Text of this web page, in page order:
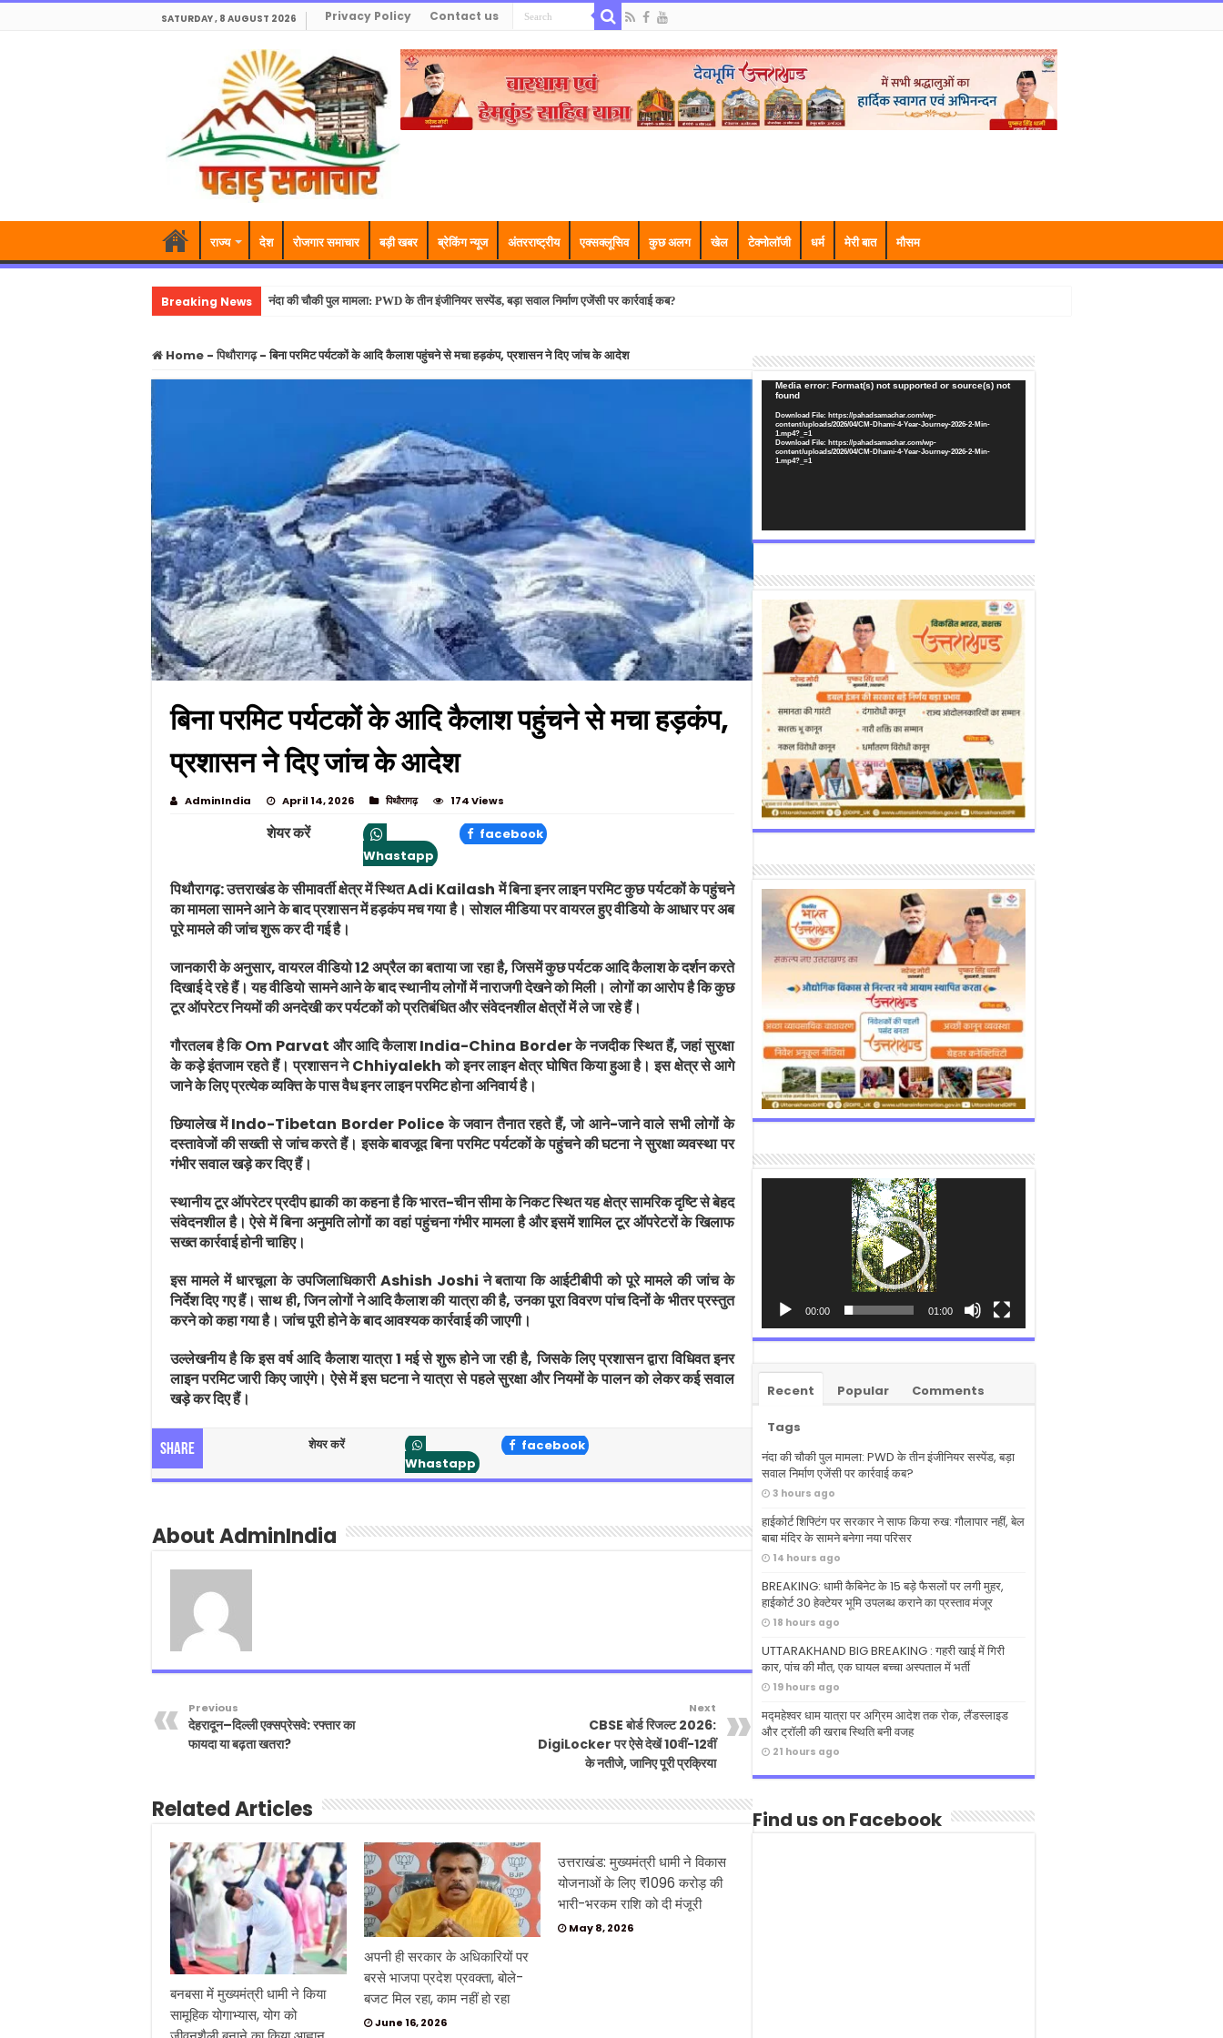
SATURDAY , 8 AUGUST 2026 Privacy Policy Contact us
राज्य देश रोजगार समाचार बड़ी खबर ब्रेकिंग न्यूज अंतरराष्ट्रीय एक्सक्लूसिव कुछ अलग खेल टेक्नोलॉजी धर्म मेरी बात मौसम
Breaking News नंदा की चौकी पुल मामला: PWD के तीन इंजीनियर सस्पेंड, बड़ा सवाल निर्माण एजेंसी पर कार्रवाई कब?
Home - पिथौरागढ़ - बिना परमिट पर्यटकों के आदि कैलाश पहुंचने से मचा हड़कंप, प्रशासन ने दिए जांच के आदेश
बिना परमिट पर्यटकों के आदि कैलाश पहुंचने से मचा हड़कंप,
प्रशासन ने दिए जांच के आदेश
AdminIndia April 14, 2026 पिथौरागढ़ 174 Views
शेयर करें
Whastapp
facebook
पिथौरागढ़:उत्तराखंड के सीमावर्ती क्षेत्र में स्थितAdi Kailashमें बिना इनर लाइन परमिट कुछ पर्यटकों के पहुंचने
का मामला सामने आने के बाद प्रशासन में हड़कंप मच गया है। सोशल मीडिया पर वायरल हुए वीडियो के आधार पर अब
पूरे मामले की जांच शुरू कर दी गई है।
जानकारी के अनुसार, वायरल वीडियो 12 अप्रैल का बताया जा रहा है, जिसमें कुछ पर्यटक आदि कैलाश के दर्शन करते
दिखाई दे रहे हैं। यह वीडियो सामने आने के बाद स्थानीय लोगों में नाराजगी देखने को मिली। लोगों का आरोप है कि कुछ
टूर ऑपरेटर नियमों की अनदेखी कर पर्यटकों को प्रतिबंधित और संवेदनशील क्षेत्रों में ले जा रहे हैं।
गौरतलब है किOm Parvat और आदि कैलाशIndia-China Borderके नजदीक स्थित हैं, जहां सुरक्षा
के कड़े इंतजाम रहते हैं। प्रशासन नेChhiyalekhको इनर लाइन क्षेत्र घोषित किया हुआ है। इस क्षेत्र से आगे
जाने के लिए प्रत्येक व्यक्ति के पास वैध इनर लाइन परमिट होना अनिवार्य है।
छियालेख मेंIndo-Tibetan Border Policeके जवान तैनात रहते हैं, जो आने-जाने वाले सभी लोगों के
दस्तावेजों की सख्ती से जांच करते हैं। इसके बावजूद बिना परमिट पर्यटकों के पहुंचने की घटना ने सुरक्षा व्यवस्था पर
गंभीर सवाल खड़े कर दिए हैं।
स्थानीय टूर ऑपरेटर प्रदीप ह्याकी का कहना है कि भारत-चीन सीमा के निकट स्थित यह क्षेत्र सामरिक दृष्टि से बेहद
संवेदनशील है। ऐसे में बिना अनुमति लोगों का वहां पहुंचना गंभीर मामला है और इसमें शामिल टूर ऑपरेटरों के खिलाफ
सख्त कार्रवाई होनी चाहिए।
इस मामले में धारचूला के उपजिलाधिकारीAshish Joshi ने बताया कि आईटीबीपी को पूरे मामले की जांच के
निर्देश दिए गए हैं। साथ ही, जिन लोगों ने आदि कैलाश की यात्रा की है, उनका पूरा विवरण पांच दिनों के भीतर प्रस्तुत
करने को कहा गया है। जांच पूरी होने के बाद आवश्यक कार्रवाई की जाएगी।
उल्लेखनीय है कि इस वर्ष आदि कैलाश यात्रा 1 मई से शुरू होने जा रही है, जिसके लिए प्रशासन द्वारा विधिवत इनर
लाइन परमिट जारी किए जाएंगे। ऐसे में इस घटना ने यात्रा से पहले सुरक्षा और नियमों के पालन को लेकर कई सवाल
खड़े कर दिए हैं।
Share
शेयर करें
Whastapp
facebook
About AdminIndia
Previous
देहरादून–दिल्ली एक्सप्रेसवे: रफ्तार का
फायदा या बढ़ता खतरा?
Next
CBSE बोर्ड रिजल्ट 2026:
DigiLocker पर ऐसे देखें 10वीं-12वीं
के नतीजे, जानिए पूरी प्रक्रिया
Related Articles
बनबसा में मुख्यमंत्री धामी ने किया
सामूहिक योगाभ्यास, योग को
अपनी ही सरकार के अधिकारियों पर
बरसे भाजपा प्रदेश प्रवक्ता, बोले-
बजट मिल रहा, काम नहीं हो रहा
June 16, 2026
उत्तराखंड: मुख्यमंत्री धामी ने विकास
योजनाओं के लिए ₹1096 करोड़ की
भारी-भरकम राशि को दी मंजूरी
May 8, 2026
Video
Media error: Format(s) not supported or source(s) not
found
Download File: https://pahadsamachar.com/wp-
content/uploads/2026/04/CM-Dhami-4-Year-Journey-2026-2-Min-
1.mp4?_=1
Download File: https://pahadsamachar.com/wp-
content/uploads/2026/04/CM-Dhami-4-Year-Journey-2026-2-Min-
1.mp4?_=1
00:00 01:00
Recent Popular Comments
Tags
नंदा की चौकी पुल मामला: PWD के तीन इंजीनियर सस्पेंड, बड़ा
सवाल निर्माण एजेंसी पर कार्रवाई कब?
3 hours ago
हाईकोर्ट शिफ्टिंग पर सरकार ने साफ किया रुख: गौलापार नहीं, बेल
बाबा मंदिर के सामने बनेगा नया परिसर
14 hours ago
BREAKING: धामी कैबिनेट के 15 बड़े फैसलों पर लगी मुहर,
हाईकोर्ट 30 हेक्टेयर भूमि उपलब्ध कराने का प्रस्ताव मंजूर
18 hours ago
UTTARAKHAND BIG BREAKING : गहरी खाई में गिरी
कार, पांच की मौत, एक घायल बच्चा अस्पताल में भर्ती
19 hours ago
मद्महेश्वर धाम यात्रा पर अग्रिम आदेश तक रोक, लैंडस्लाइड
और ट्रॉली की खराब स्थिति बनी वजह
21 hours ago
Find us on Facebook